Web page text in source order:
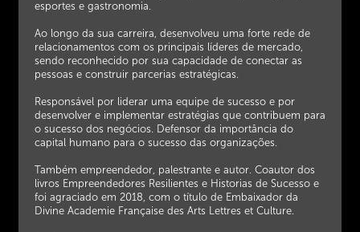
esportes e gastronomia.
Ao longo da sua carreira, desenvolveu uma forte rede de
relacionamentos com os principais líderes de mercado,
sendo reconhecido por sua capacidade de conectar as
pessoas e construir parcerias estratégicas.
Responsável por liderar uma equipe de sucesso e por
desenvolver e implementar estratégias que contribuem para
o sucesso dos negócios. Defensor da importância do
capital humano para o sucesso das organizações.
Também empreendedor, palestrante e autor. Coautor dos
livros Empreendedores Resilientes e Historias de Sucesso e
foi agraciado em 2018, com o título de Embaixador da
Divine Academie Française des Arts Lettres et Culture.